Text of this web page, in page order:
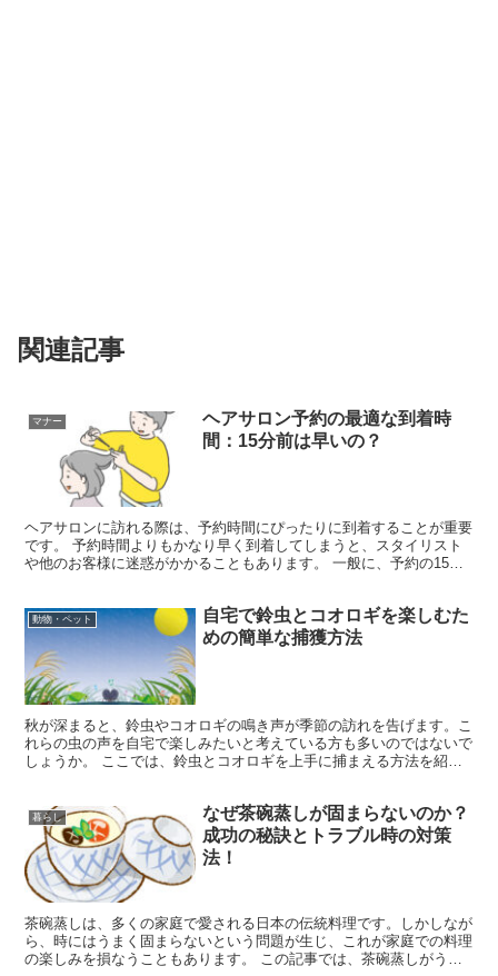
関連記事
マナー
ヘアサロン予約の最適な到着時
間：15分前は早いの？
ヘアサロンに訪れる際は、予約時間にぴったりに到着することが重要
です。 予約時間よりもかなり早く到着してしまうと、スタイリスト
や他のお客様に迷惑がかかることもあります。 一般に、予約の15分
動物・ペット
自宅で鈴虫とコオロギを楽しむた
めの簡単な捕獲方法
秋が深まると、鈴虫やコオロギの鳴き声が季節の訪れを告げます。こ
れらの虫の声を自宅で楽しみたいと考えている方も多いのではないで
しょうか。 ここでは、鈴虫とコオロギを上手に捕まえる方法を紹介
暮らし
なぜ茶碗蒸しが固まらないのか？
成功の秘訣とトラブル時の対策
法！
茶碗蒸しは、多くの家庭で愛される日本の伝統料理です。しかしなが
ら、時にはうまく固まらないという問題が生じ、これが家庭での料理
の楽しみを損なうこともあります。 この記事では、茶碗蒸しがうま